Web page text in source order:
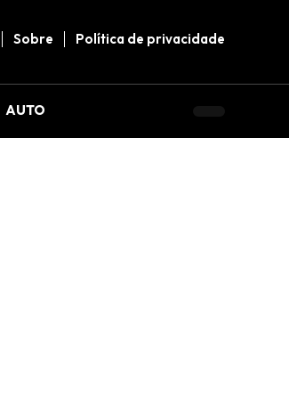
Sobre Política de privacidade
AUTO